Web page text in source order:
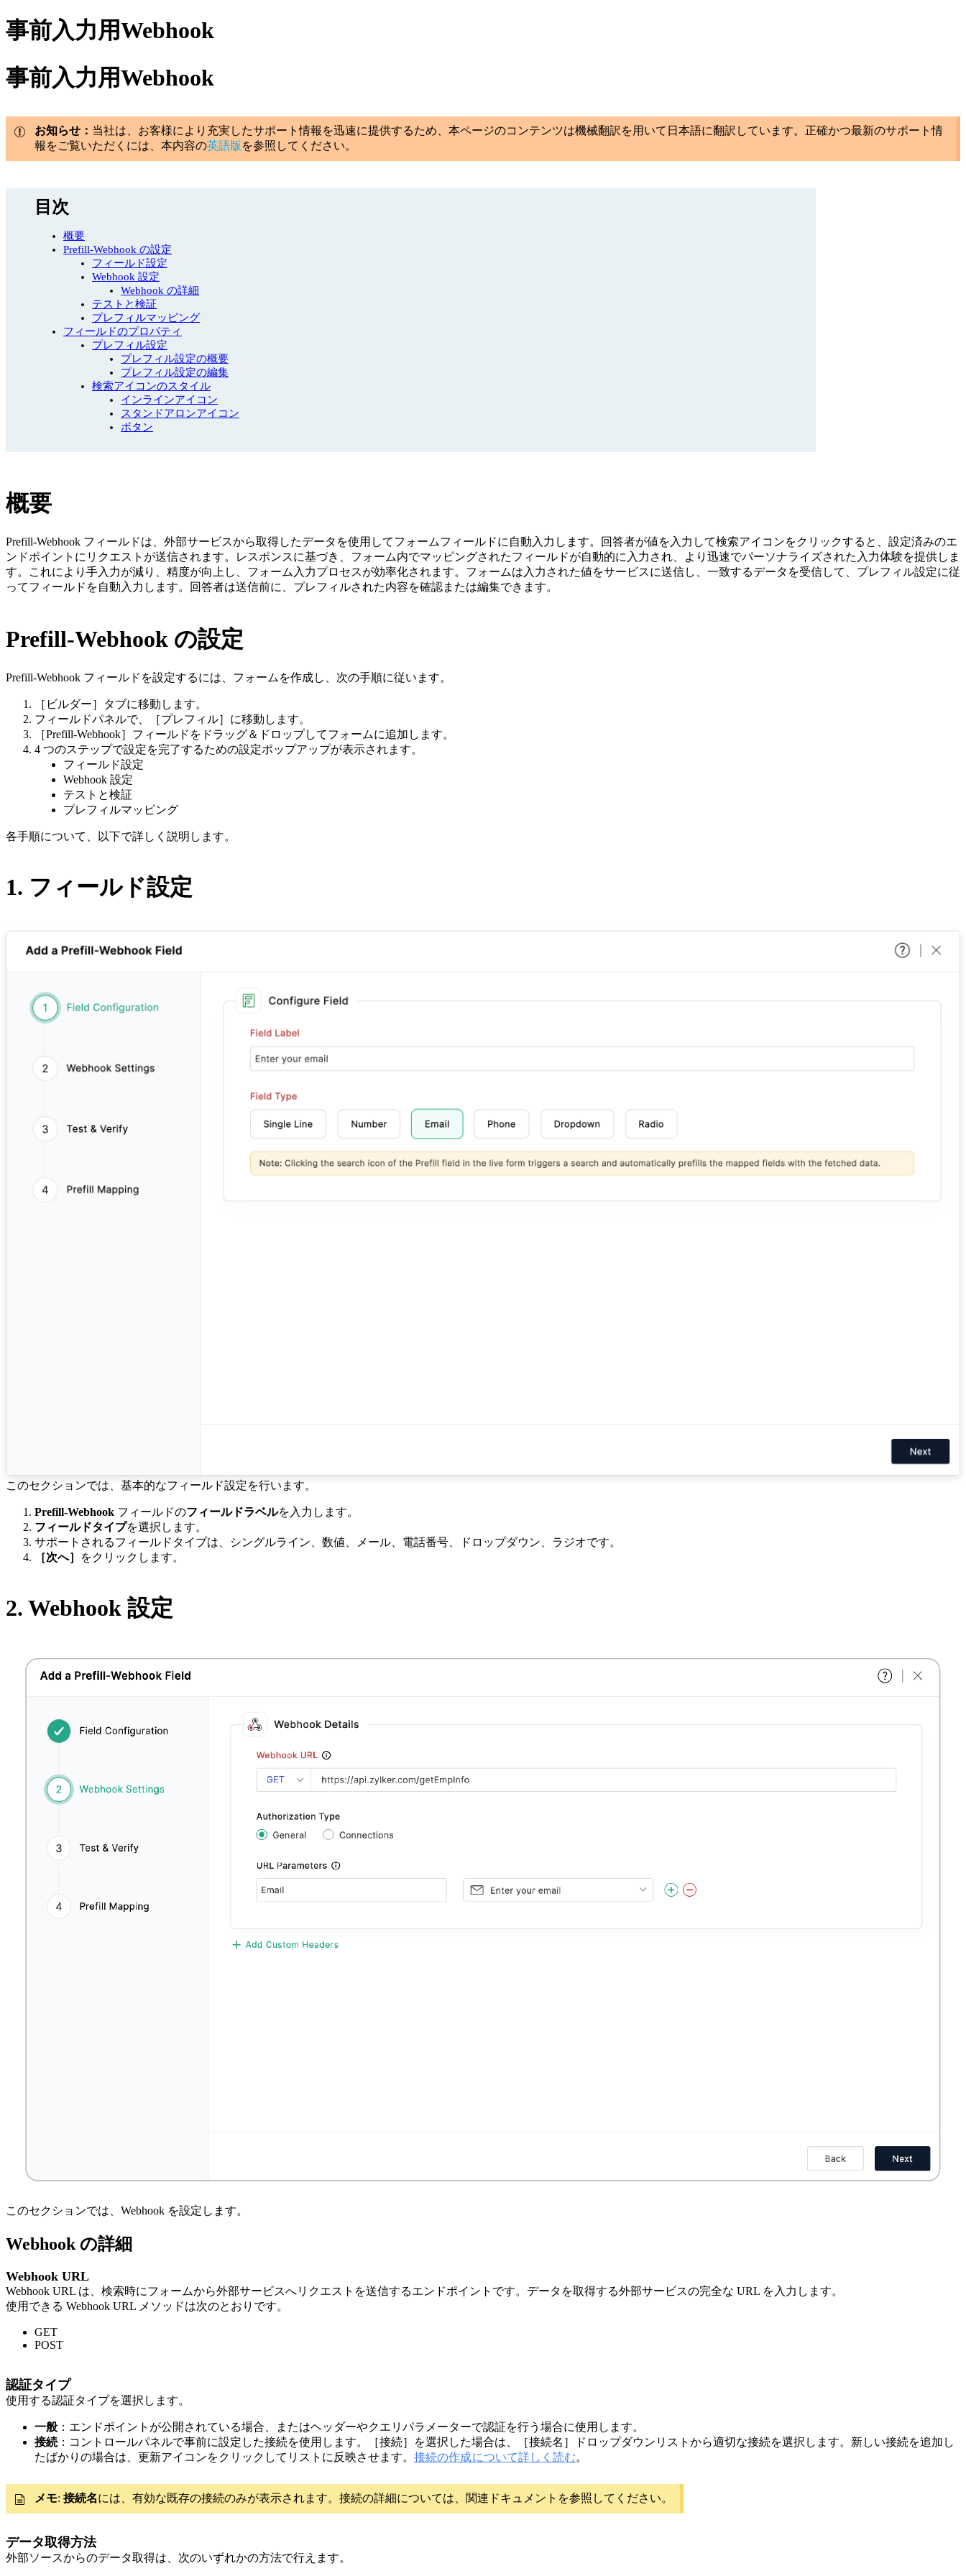
事前入力用Webhook
事前入力用Webhook
お知らせ： 当社は、お客様により充実したサポート情報を迅速に提供するため、本ページのコンテンツは機械翻訳を用いて日本語に翻訳しています。正確かつ最新のサポート情
報をご覧いただくには、本内容の英語版 を参照してください。
目次
概要
Prefill-Webhook の設定
フィールド設定
Webhook 設定
Webhook の詳細
テストと検証
プレフィルマッピング
フィールドのプロパティ
プレフィル設定
プレフィル設定の概要
プレフィル設定の編集
検索アイコンのスタイル
インラインアイコン
スタンドアロンアイコン
ボタン
概要
Prefill-Webhook フィールドは、外部サービスから取得したデータを使用してフォームフィールドに自動入力します。回答者が値を入力して検索アイコンをクリックすると、設定済みのエ
ンドポイントにリクエストが送信されます。レスポンスに基づき、フォーム内でマッピングされたフィールドが自動的に入力され、より迅速でパーソナライズされた入力体験を提供しま
す。これにより手入力が減り、精度が向上し、フォーム入力プロセスが効率化されます。フォームは入力された値をサービスに送信し、一致するデータを受信して、プレフィル設定に従
ってフィールドを自動入力します。回答者は送信前に、プレフィルされた内容を確認または編集できます。
Prefill-Webhook の設定
Prefill-Webhook フィールドを設定するには、フォームを作成し、次の手順に従います。
［ビルダー］タブに移動します。
フィールドパネルで、［プレフィル］に移動します。
［Prefill-Webhook］フィールドをドラッグ＆ドロップしてフォームに追加します。
4 つのステップで設定を完了するための設定ポップアップが表示されます。
フィールド設定
Webhook 設定
テストと検証
プレフィルマッピング
各手順について、以下で詳しく説明します。
1. フィールド設定
このセクションでは、基本的なフィールド設定を行います。
Prefill-Webhook フィールドのフィールドラベルを入力します。
フィールドタイプを選択します。
サポートされるフィールドタイプは、シングルライン、数値、メール、電話番号、ドロップダウン、ラジオです。
［次へ］
をクリックします。
2. Webhook 設定
このセクションでは、Webhook を設定します。
Webhook の詳細
Webhook URL
Webhook URL は、検索時にフォームから外部サービスへリクエストを送信するエンドポイントです。データを取得する外部サービスの完全な URL を入力します。
使用できる Webhook URL メソッドは次のとおりです。
GET
POST
認証タイプ
使用する認証タイプを選択します。
一般 ：エンドポイントが公開されている場合、またはヘッダーやクエリパラメーターで認証を行う場合に使用します。
接続 ：コントロールパネルで事前に設定した接続を使用します。［接続］を選択した場合は、［接続名］ドロップダウンリストから適切な接続を選択します。新しい接続を追加し
たばかりの場合は、更新アイコンをクリックしてリストに反映させます。 接続の作成について詳しく読む。
メモ: 接続名には、有効な既存の接続のみが表示されます。接続の詳細については、関連ドキュメントを参照してください。
データ取得方法
外部ソースからのデータ取得は、次のいずれかの方法で行えます。